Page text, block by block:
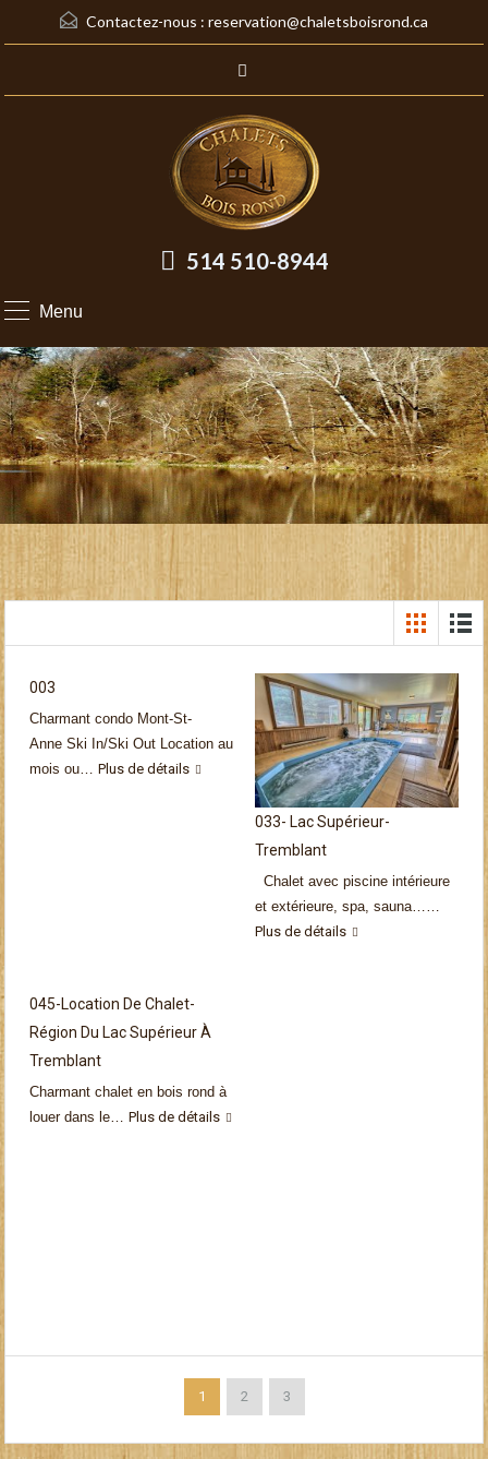
Contactez-nous : reservation@chaletsboisrond.ca
514 510-8944
Menu
003
Charmant condo Mont-St-
Anne Ski In/Ski Out Location au
mois ou… Plus de détails
033- Lac Supérieur-
Tremblant
Chalet avec piscine intérieure
et extérieure, spa, sauna……
Plus de détails
045-Location De Chalet-
Région Du Lac Supérieur À
Tremblant
Charmant chalet en bois rond à
louer dans le… Plus de détails
1 2 3